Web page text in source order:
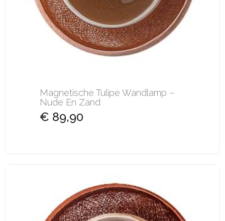
Magnetische Tulipe Wandlamp –
Nude En Zand
€ 89,90